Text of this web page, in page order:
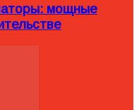
мощные